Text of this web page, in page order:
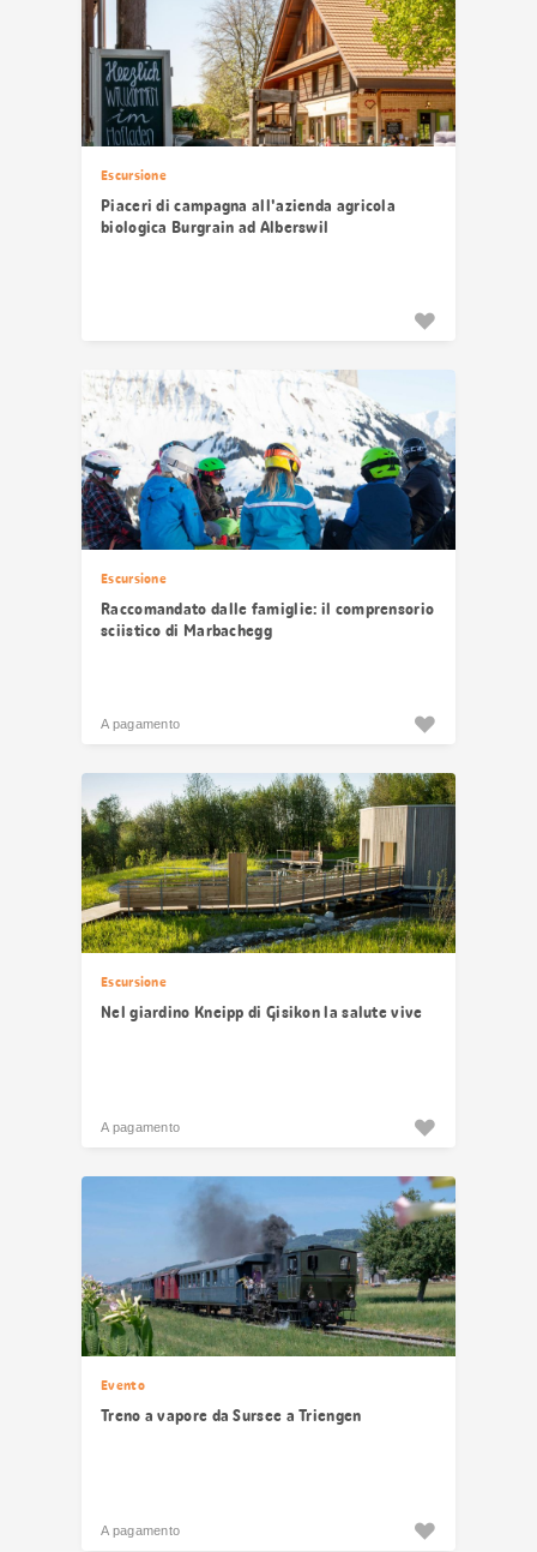
Escursione
Piaceri di campagna all'azienda agricola
biologica Burgrain ad Alberswil
Escursione
Raccomandato dalle famiglie: il comprensorio
sciistico di Marbachegg
A pagamento
Escursione
Nel giardino Kneipp di Gisikon la salute vive
A pagamento
Evento
Treno a vapore da Sursee a Triengen
A pagamento